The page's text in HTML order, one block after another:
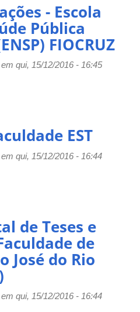
- Escola
Pública
FIOCRUZ
em qui, 15/12/2016 - 16:45
EST
em qui, 15/12/2016 - 16:44
de Teses e
de
José do Rio
em qui, 15/12/2016 - 16:44